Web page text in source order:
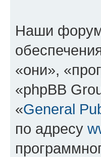
Наши
«они»,
«phpBB
«General
по адресу